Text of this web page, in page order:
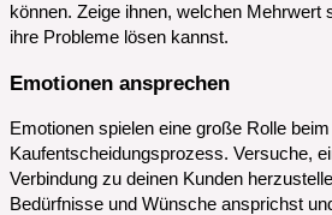
können. Zeige ihnen, welchen Mehrwert
ihre Probleme lösen kannst.
Emotionen ansprechen
Emotionen spielen eine große Rolle beim
Kaufentscheidungsprozess. Versuche,
Verbindung zu deinen Kunden
Bedürfnisse und Wünsche ansprichst